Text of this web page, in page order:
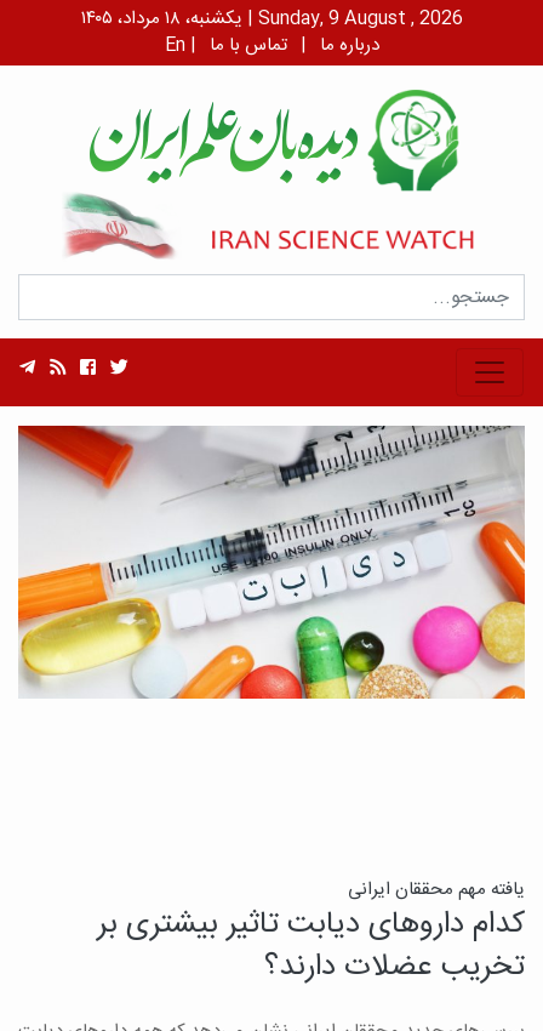
یکشنبه، ۱۸ مرداد، ۱۴۰۵ | Sunday, 9 August , 2026
En | درباره ما | تماس با ما
یافته مهم محققان ایرانی
کدام داروهای دیابت تاثیر بیشتری بر
تخریب عضلات دارند؟